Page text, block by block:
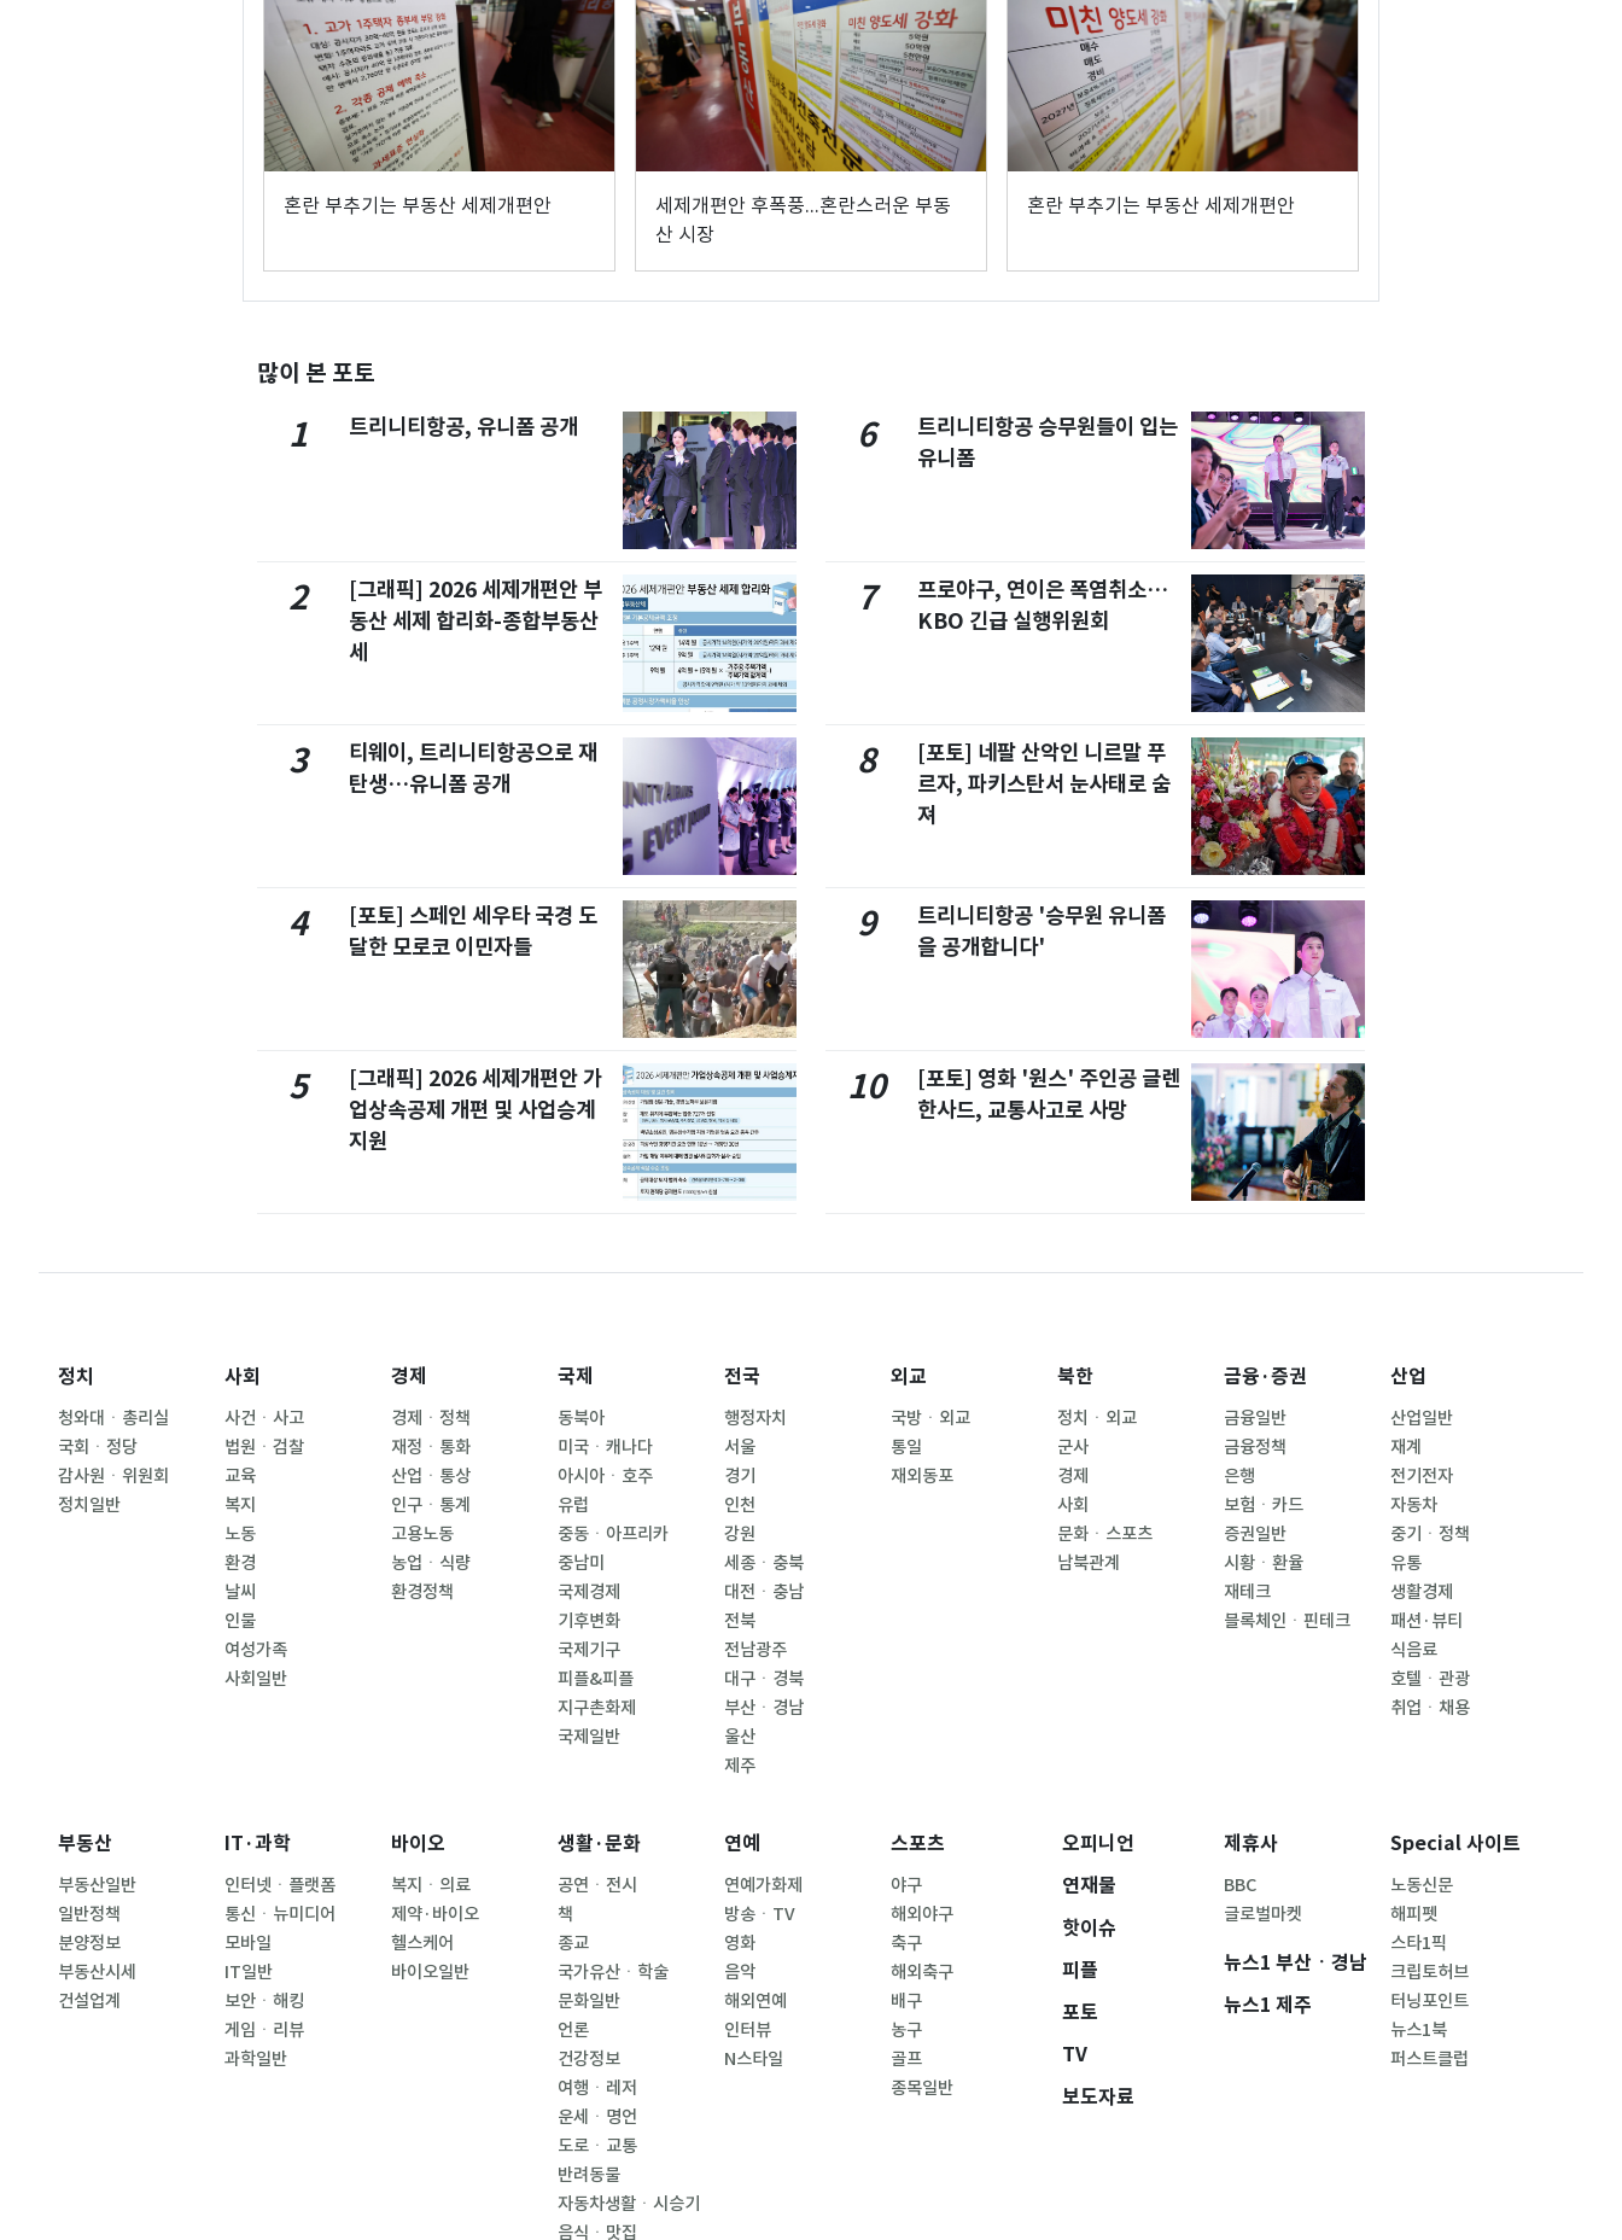
혼란 부추기는 부동산 세제개편안
세제개편안 후폭풍...혼란스러운 부동
산 시장
혼란 부추기는 부동산 세제개편안
많이 본 포토
1 트리니티항공, 유니폼 공개
2
[그래픽] 2026 세제개편안 부
동산 세제 합리화-종합부동산
세
3
티웨이, 트리니티항공으로 재
탄생…유니폼 공개
4
[포토] 스페인 세우타 국경 도
달한 모로코 이민자들
5
[그래픽] 2026 세제개편안 가
업상속공제 개편 및 사업승계
지원
6
트리니티항공 승무원들이 입는
유니폼
7
프로야구, 연이은 폭염취소…
KBO 긴급 실행위원회
8
[포토] 네팔 산악인 니르말 푸
르자, 파키스탄서 눈사태로 숨
져
9
트리니티항공 '승무원 유니폼
을 공개합니다'
10
[포토] 영화 '원스' 주인공 글렌
한사드, 교통사고로 사망
정치
청와대ㆍ총리실
국회ㆍ정당
감사원ㆍ위원회
정치일반
사회
사건ㆍ사고
법원ㆍ검찰
교육
복지
노동
환경
날씨
인물
여성가족
사회일반
경제
경제ㆍ정책
재정ㆍ통화
산업ㆍ통상
인구ㆍ통계
고용노동
농업ㆍ식량
환경정책
국제
동북아
미국ㆍ캐나다
아시아ㆍ호주
유럽
중동ㆍ아프리카
중남미
국제경제
기후변화
국제기구
피플&피플
지구촌화제
국제일반
전국
행정자치
서울
경기
인천
강원
세종ㆍ충북
대전ㆍ충남
전북
전남광주
대구ㆍ경북
부산ㆍ경남
울산
제주
외교
국방ㆍ외교
통일
재외동포
북한
정치ㆍ외교
군사
경제
사회
문화ㆍ스포츠
남북관계
금융·증권
금융일반
금융정책
은행
보험ㆍ카드
증권일반
시황ㆍ환율
재테크
블록체인ㆍ핀테크
산업
산업일반
재계
전기전자
자동차
중기ㆍ정책
유통
생활경제
패션·뷰티
식음료
호텔ㆍ관광
취업ㆍ채용
부동산
부동산일반
일반정책
분양정보
부동산시세
건설업계
IT·과학
인터넷ㆍ플랫폼
통신ㆍ뉴미디어
모바일
IT일반
보안ㆍ해킹
게임ㆍ리뷰
과학일반
바이오
복지ㆍ의료
제약·바이오
헬스케어
바이오일반
생활·문화
공연ㆍ전시
책
종교
국가유산ㆍ학술
문화일반
언론
건강정보
여행ㆍ레저
운세ㆍ명언
도로ㆍ교통
반려동물
자동차생활ㆍ시승기
음식ㆍ맛집
연예
연예가화제
방송ㆍTV
영화
음악
해외연예
인터뷰
N스타일
스포츠
야구
해외야구
축구
해외축구
배구
농구
골프
종목일반
오피니언
연재물
핫이슈
피플
포토
TV
보도자료
제휴사
BBC
글로벌마켓
뉴스1 부산ㆍ경남
뉴스1 제주
Special 사이트
노동신문
해피펫
스타1픽
크립토허브
터닝포인트
뉴스1북
퍼스트클럽